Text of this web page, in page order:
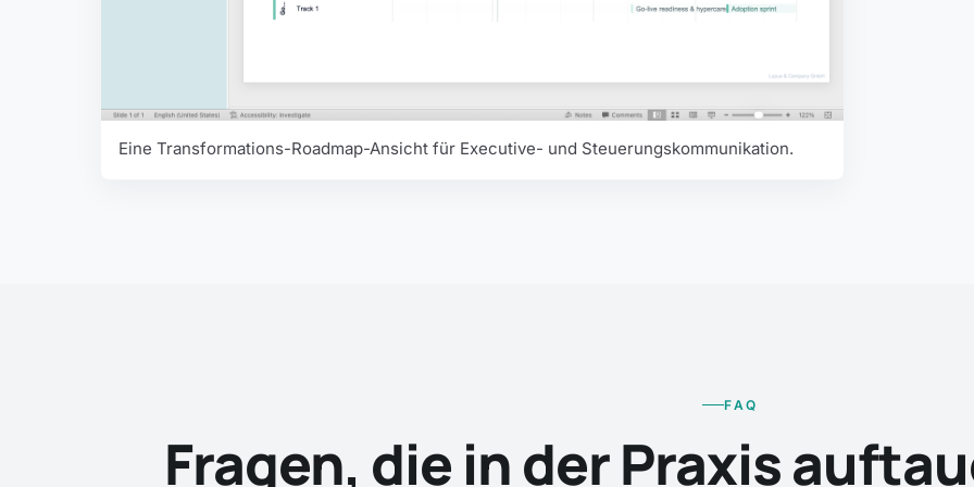
Eine Transformations-Roadmap-Ansicht für Executive- und Steuerungskommunikation.
FAQ
Fragen, die in der Praxis